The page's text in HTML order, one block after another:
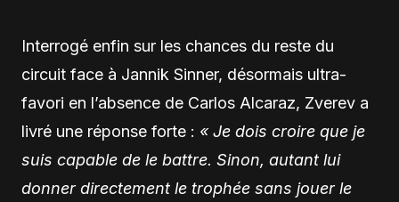
Interrogé enfin sur les chances du reste du
circuit face à Jannik Sinner, désormais ultra-
favori en l’absence de Carlos Alcaraz, Zverev a
livré une réponse forte : « Je dois croire que je
suis capable de le battre. Sinon, autant lui
donner directement le trophée sans jouer le